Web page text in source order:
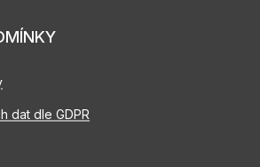
dat dle GDPR